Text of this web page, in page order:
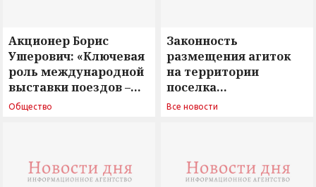
Акционер Борис
Ушерович: «Ключевая
роль международной
выставки поездов –
поиск ответов на
Общество
Законность
размещения агиток
на территории
поселка
Новосергиевка
Все новости